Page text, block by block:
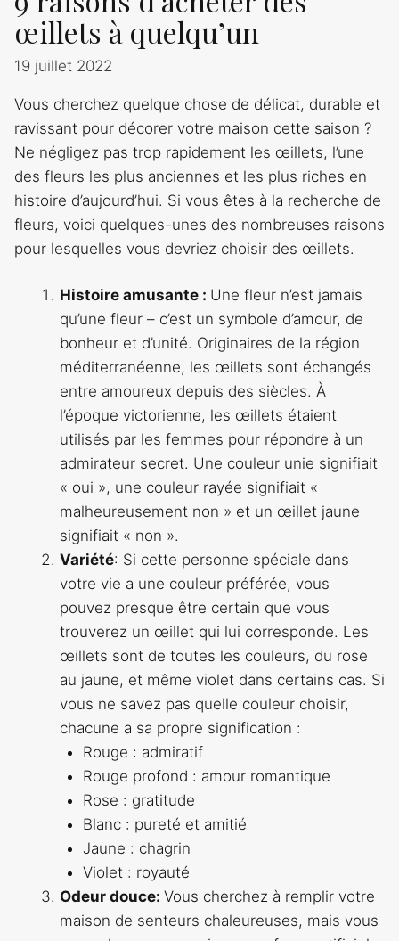
œillets à quelqu’un
19 juillet 2022
Vous cherchez quelque chose de délicat, durable et
ravissant pour décorer votre maison cette saison ?
Ne négligez pas trop rapidement les œillets, l’une
des fleurs les plus anciennes et les plus riches en
histoire d’aujourd’hui. Si vous êtes à la recherche de
fleurs, voici quelques-unes des nombreuses raisons
pour lesquelles vous devriez choisir des œillets.
Histoire amusante : Une fleur n’est jamais
qu’une fleur – c’est un symbole d’amour, de
bonheur et d’unité. Originaires de la région
méditerranéenne, les œillets sont échangés
entre amoureux depuis des siècles. À
l’époque victorienne, les œillets étaient
utilisés par les femmes pour répondre à un
admirateur secret. Une couleur unie signifiait
« oui », une couleur rayée signifiait «
malheureusement non » et un œillet jaune
signifiait « non ».
Variété: Si cette personne spéciale dans
votre vie a une couleur préférée, vous
pouvez presque être certain que vous
trouverez un œillet qui lui corresponde. Les
œillets sont de toutes les couleurs, du rose
au jaune, et même violet dans certains cas. Si
vous ne savez pas quelle couleur choisir,
chacune a sa propre signification :
Rouge : admiratif
Rouge profond : amour romantique
Rose : gratitude
Blanc : pureté et amitié
Jaune : chagrin
Violet : royauté
Odeur douce: Vous cherchez à remplir votre
maison de senteurs chaleureuses, mais vous